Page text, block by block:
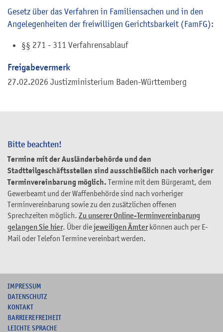
Bitte beachten!
Termine mit der Ausländerbehörde und den
Stadtteilgeschäftsstellen sind ausschließlich nach vorheriger
Terminvereinbarung möglich. Termine mit dem Bürgeramt, dem
Gewerbeamt und der Waffenbehörde sind nach vorheriger
Terminvereinbarung sowie zu den zusätzlichen offenen
Sprechzeiten möglich. Zu unserer Online-Terminvereinbarung
gelangen Sie hier. Über diejeweiligen Ämterkönnen auch per E-
Mail oder Telefon Termine vereinbart werden.
Gesetz über das Verfahren in Familiensachen und in den
Angelegenheiten der freiwilligen Gerichtsbarkeit (FamFG):
§§ 271 - 311 Verfahrensablauf
Freigabevermerk
27.02.2026 Justizministerium Baden-Württemberg
IMPRESSUM
DATENSCHUTZ
KONTAKT
BARRIEREFREIHEIT
LEICHTE SPRACHE